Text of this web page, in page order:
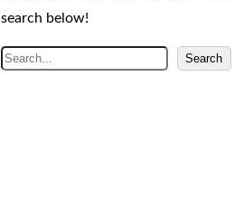
search below!
A
Search